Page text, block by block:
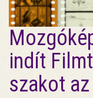
indít
szakot az